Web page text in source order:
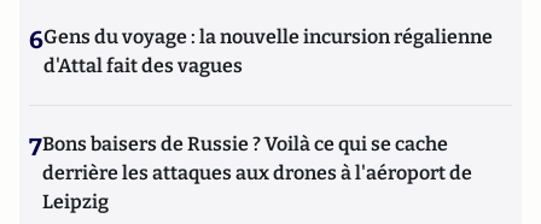
6Gens du voyage : la nouvelle incursion régalienne
d'Attal fait des vagues
7Bons baisers de Russie ? Voilà ce qui se cache
derrière les attaques aux drones à l'aéroport de
Leipzig